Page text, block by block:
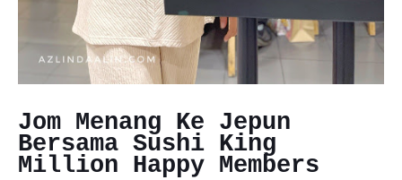
Jom Menang Ke Jepun
Bersama Sushi King
Million Happy Members